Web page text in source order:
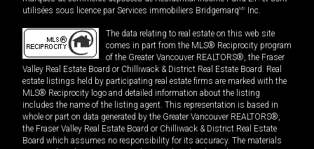
utilisées sous licence par Services immobiliers BridgemarqMD Inc.
The data relating to real estate on this web site
comes in part from the MLS® Reciprocity program
of the Greater Vancouver REALTORS®, the Fraser
Valley Real Estate Board or Chilliwack & District Real Estate Board. Real
estate listings held by participating real estate firms are marked with the
MLS® Reciprocity logo and detailed information about the listing
includes the name of the listing agent. This representation is based in
whole or part on data generated by the Greater Vancouver REALTORS®,
the Fraser Valley Real Estate Board or Chilliwack & District Real Estate
Board which assumes no responsibility for its accuracy. The materials